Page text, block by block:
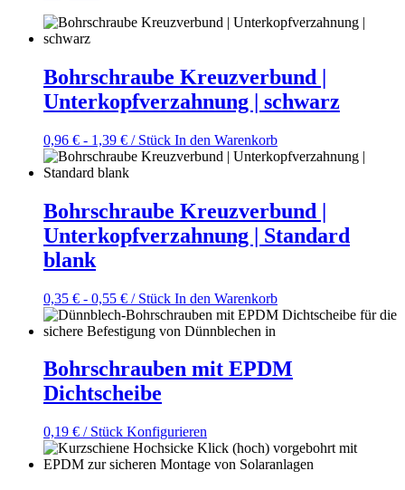
Bohrschraube Kreuzverbund |
Unterkopfverzahnung | schwarz
0,96 € - 1,39 € / Stück In den Warenkorb
Bohrschraube Kreuzverbund |
Unterkopfverzahnung | Standard
blank
0,35 € - 0,55 € / Stück In den Warenkorb
Bohrschrauben mit EPDM
Dichtscheibe
0,19 € / Stück Konfigurieren